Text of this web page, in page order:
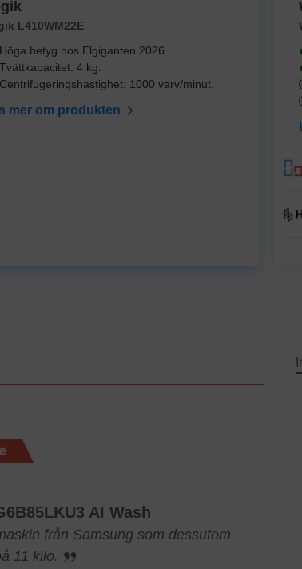
L410WM22E
Höga betyg hos Elgiganten 2026.
Tvättkapacitet: 4 kg.
Centrifugeringshastighet: 1000 varv/minut.
mer om produkten
AI Wash
från Samsung som dessutom
11 kilo.